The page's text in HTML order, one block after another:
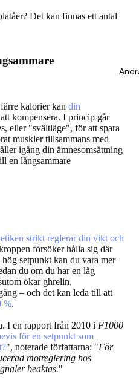
Det kan finnas ett antal
kalorier kan din
kompensera. I princip går
eller "svältläge", för att spara
muskler tillsammans med
igång din ämnesomsättning
en långsammare
strikt reglerar din vikt och
försöker hålla sig där
setpunkt kan du vara mer
du om du har en låg
ökar ghrelin,
– och det kan leda till att
%.
I en rapport från 2010 i F1000
för en setpunkt som
", noterade författarna: "För
motreglering hos
beaktas."